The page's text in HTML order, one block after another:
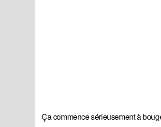
Ça commence sérieusement à